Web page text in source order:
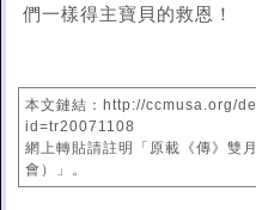
們一樣得主寶貝的救恩！
本文鏈結：http://ccmusa.org/
id=tr20071108
網上轉貼請註明「原載《傳》雙
會）」。